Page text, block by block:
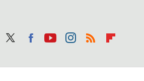
ter
ebo tub agr
boa